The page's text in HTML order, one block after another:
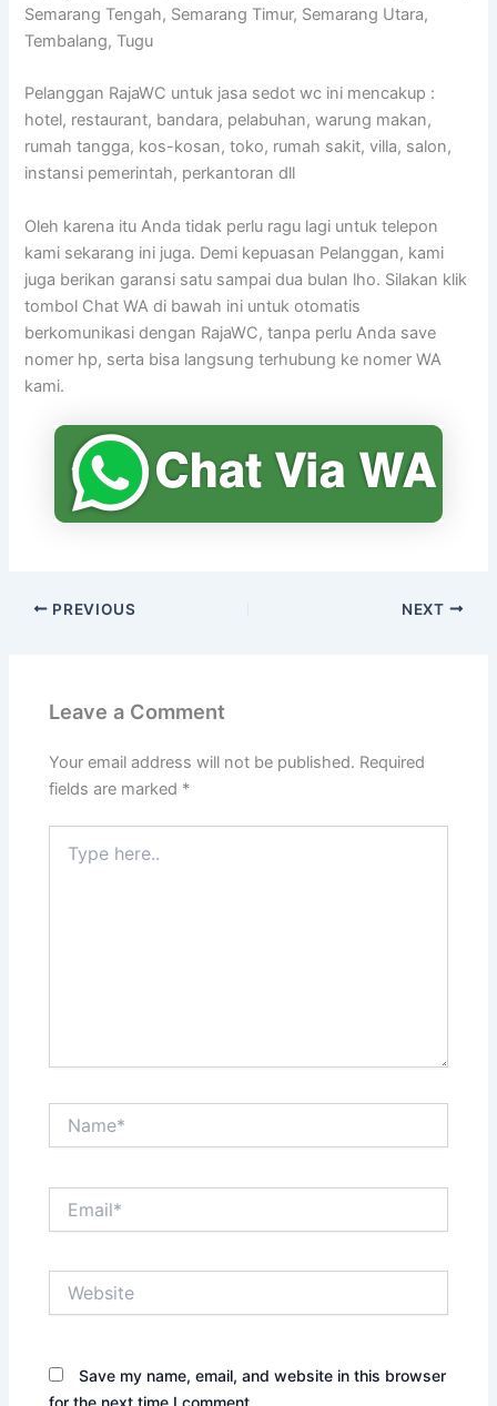
Semarang Tengah, Semarang Timur, Semarang Utara,
Tembalang, Tugu
Pelanggan RajaWC untuk jasa sedot wc ini mencakup :
hotel, restaurant, bandara, pelabuhan, warung makan,
rumah tangga, kos-kosan, toko, rumah sakit, villa, salon,
instansi pemerintah, perkantoran dll
Oleh karena itu Anda tidak perlu ragu lagi untuk telepon
kami sekarang ini juga. Demi kepuasan Pelanggan, kami
juga berikan garansi satu sampai dua bulan lho. Silakan klik
tombol Chat WA di bawah ini untuk otomatis
berkomunikasi dengan RajaWC, tanpa perlu Anda save
nomer hp, serta bisa langsung terhubung ke nomer WA
kami.
PREVIOUS NEXT
Leave a Comment
Your email address will not be published. Required
fields are marked *
here..
Save my name, email, and website in this browser
for the next time I comment.